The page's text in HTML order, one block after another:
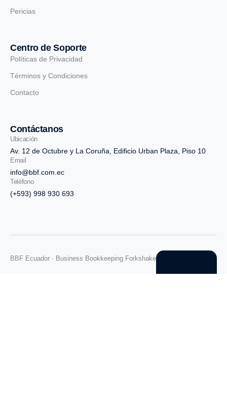
Pericias
Centro de Soporte
Políticas de Privacidad
Términos y Condiciones
Contacto
Contáctanos
Ubicación
Av. 12 de Octubre y La Coruña, Edificio Urban Plaza, Piso 10
Email
info@bbf.com.ec
Teléfono
(+593) 998 930 693
BBF Ecuador · Business Bookkeeping Forkshake